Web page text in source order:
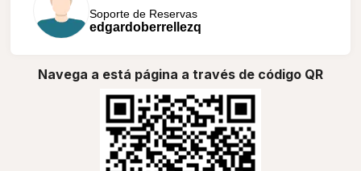
Soporte de Reservas
edgardoberrellezq
Navega a está página a través de código QR